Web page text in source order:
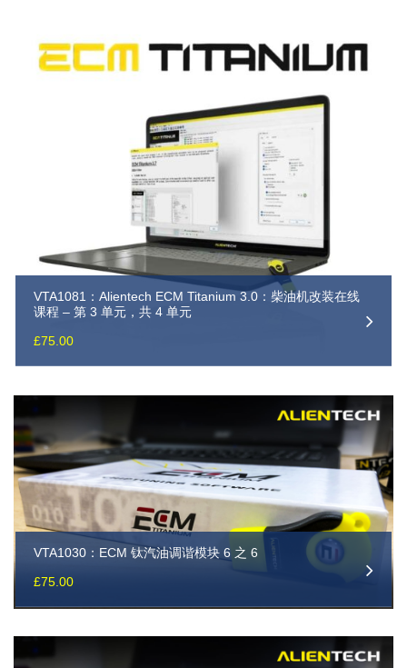
VTA1081：Alientech ECM Titanium 3.0：柴油机改装在线
课程 – 第 3 单元，共 4 单元
£75.00
VTA1030：ECM 钛汽油调谐模块 6 之 6
£75.00